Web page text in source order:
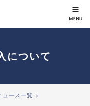
について
ュース一覧